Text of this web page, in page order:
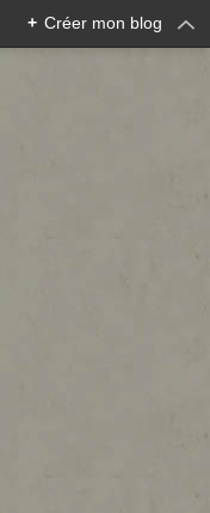
+ Créer mon blog